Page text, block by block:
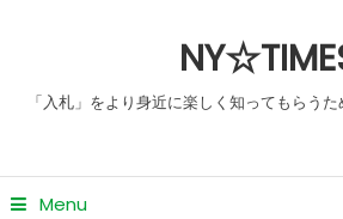
「入札」をより身近に楽しく知ってもらう
Menu